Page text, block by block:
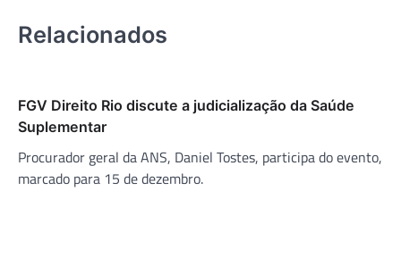
Relacionados
FGV Direito Rio discute a judicialização da Saúde
Suplementar
Procurador geral da ANS, Daniel Tostes, participa do evento,
marcado para 15 de dezembro.